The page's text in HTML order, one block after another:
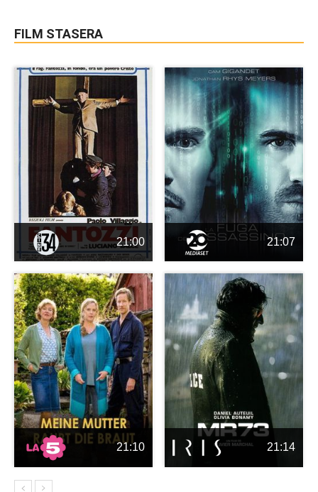
FILM STASERA
21:00 21:07
21:10 21:14